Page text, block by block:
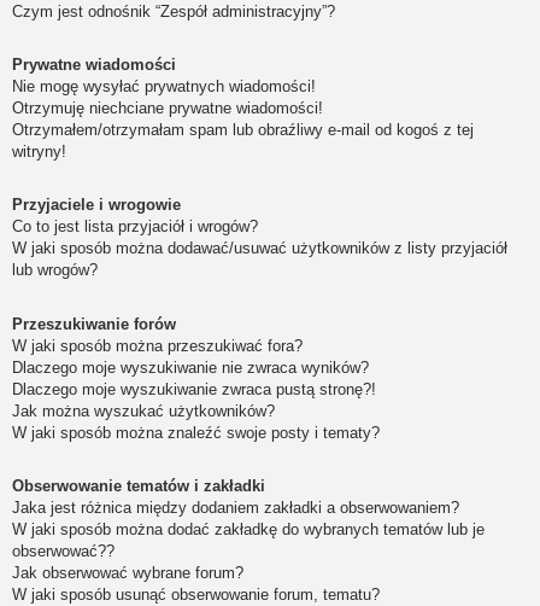
Czym jest odnośnik “Zespół administracyjny”?
Prywatne wiadomości
Nie mogę wysyłać prywatnych wiadomości!
Otrzymuję niechciane prywatne wiadomości!
Otrzymałem/otrzymałam spam lub obraźliwy e-mail od kogoś z tej
witryny!
Przyjaciele i wrogowie
Co to jest lista przyjaciół i wrogów?
W jaki sposób można dodawać/usuwać użytkowników z listy przyjaciół
lub wrogów?
Przeszukiwanie forów
W jaki sposób można przeszukiwać fora?
Dlaczego moje wyszukiwanie nie zwraca wyników?
Dlaczego moje wyszukiwanie zwraca pustą stronę?!
Jak można wyszukać użytkowników?
W jaki sposób można znaleźć swoje posty i tematy?
Obserwowanie tematów i zakładki
Jaka jest różnica między dodaniem zakładki a obserwowaniem?
W jaki sposób można dodać zakładkę do wybranych tematów lub je
obserwować??
Jak obserwować wybrane forum?
W jaki sposób usunąć obserwowanie forum, tematu?